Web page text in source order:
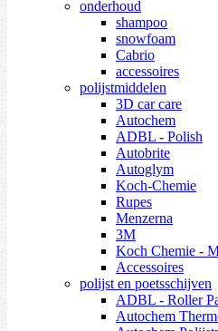
onderhoud
shampoo
snowfoam
Cabrio
accessoires
polijstmiddelen
3D car care
Autochem
ADBL - Polish
Autobrite
Autoglym
Koch-Chemie
Rupes
Menzerna
3M
Koch Chemie -
Accessoires
polijst en poetsschijven
ADBL - Roller
Autochem